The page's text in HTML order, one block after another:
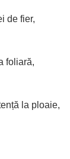
de fier,
foliară,
la ploaie,